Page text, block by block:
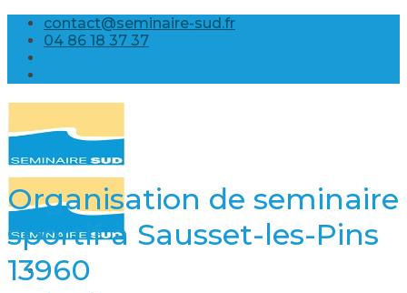
Skip
content
contact@seminaire-sud.fr
04 86 18 37 37
Organisation de seminaire
sportif à Sausset-les-Pins
13960